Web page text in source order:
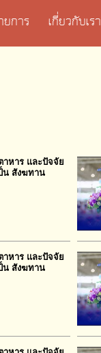
ยการ เกี่ยวกับเรา
หาร และปัจจัย
น สังฆทาน
หาร และปัจจัย
น สังฆทาน